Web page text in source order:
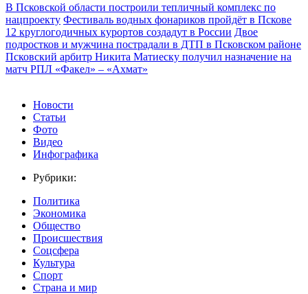
В Псковской области построили тепличный комплекс по
нацпроекту Фестиваль водных фонариков пройдёт в Пскове
12 круглогодичных курортов создадут в России Двое
подростков и мужчина пострадали в ДТП в Псковском районе
Псковский арбитр Никита Матиеску получил назначение на
матч РПЛ «Факел» – «Ахмат»
Новости
Статьи
Фото
Видео
Инфографика
Рубрики:
Политика
Экономика
Общество
Происшествия
Соцсфера
Культура
Спорт
Страна и мир